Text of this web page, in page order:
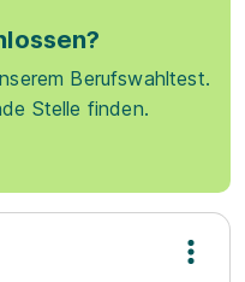
Berufswahltest.
Stelle finden.